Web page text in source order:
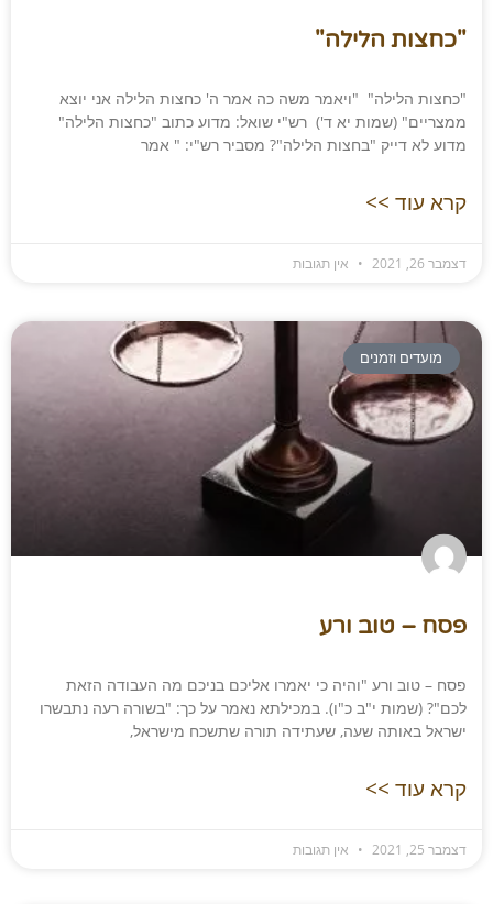
"כחצות הלילה"
"כחצות הלילה" "ויאמר משה כה אמר ה' כחצות הלילה אני יוצא
ממצריים" (שמות יא ד') רש"י שואל: מדוע כתוב "כחצות הלילה"
מדוע לא דייק "בחצות הלילה"? מסביר רש"י: " אמר
קרא עוד >>
דצמבר 26, 2021 אין תגובות
מועדים וזמנים
פסח – טוב ורע
פסח – טוב ורע "והיה כי יאמרו אליכם בניכם מה העבודה הזאת
לכם"? (שמות י"ב כ"ו). במכילתא נאמר על כך: "בשורה רעה נתבשרו
ישראל באותה שעה, שעתידה תורה שתשכח מישראל,
קרא עוד >>
דצמבר 25, 2021 אין תגובות